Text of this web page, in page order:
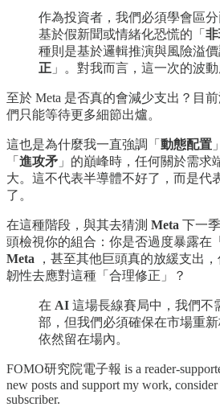
作為投資者，我們必須學會區
基於假新聞或情緒化恐慌的「
種則是基於邏輯推演與風險溢價
正 」。對我而言，這一次的波動
至於 Meta 是否真的會減少支出？目
們只能等待更多細節出爐。
這也是為什麼我一直強調「 動態配置
「 進攻矛 」的巔峰時，任何關於需求
大。這不代表半導體不好了，而是代
了。
在這種階段，與其去猜測 Meta 下一
頭檢視你的組合：你是否過度暴露在
Meta ，甚至其他巨頭真的放緩支出
韌性去應對這種「合理修正」？
在 AI 這場長線賽局中，我們不
部，但我們必須確保在市場重
依然留在場內。
FOMO研究院電子報 is a reader-
new posts and support my work,
subscriber.